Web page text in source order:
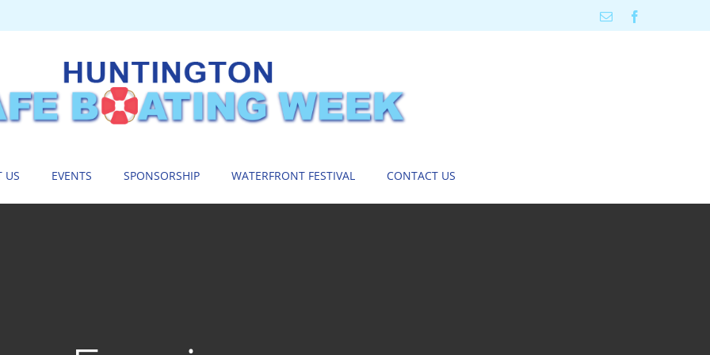
Email
US EVENTS SPONSORSHIP WATERFRONT FESTIVAL CONTACT US